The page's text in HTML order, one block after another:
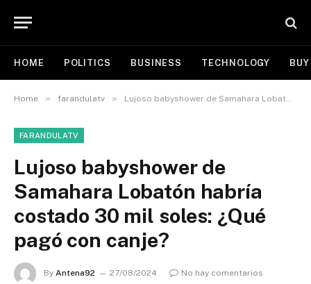
HOME POLITICS BUSINESS TECHNOLOGY
Home » farandulatv » Lujoso babyshower de Samahara Lobatón habría costado 30 mil soles: ¿Qué pagó con canje?
FARANDULATV
Lujoso babyshower de
Samahara Lobatón habría
costado 30 mil soles: ¿Qué
pagó con canje?
By Antena92 27/08/2024
No hay comentarios